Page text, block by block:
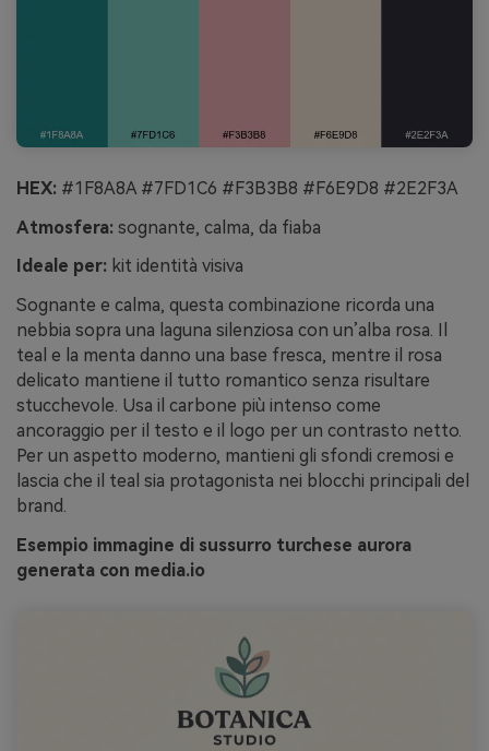
HEX: #1F8A8A #7FD1C6 #F3B3B8 #F6E9D8 #2E2F3A
Atmosfera: sognante, calma, da fiaba
Ideale per: kit identità visiva
Sognante e calma, questa combinazione ricorda una
nebbia sopra una laguna silenziosa con un’alba rosa. Il
teal e la menta danno una base fresca, mentre il rosa
delicato mantiene il tutto romantico senza risultare
stucchevole. Usa il carbone più intenso come
ancoraggio per il testo e il logo per un contrasto netto.
Per un aspetto moderno, mantieni gli sfondi cremosi e
lascia che il teal sia protagonista nei blocchi principali del
brand.
Esempio immagine di sussurro turchese aurora
generata con media.io